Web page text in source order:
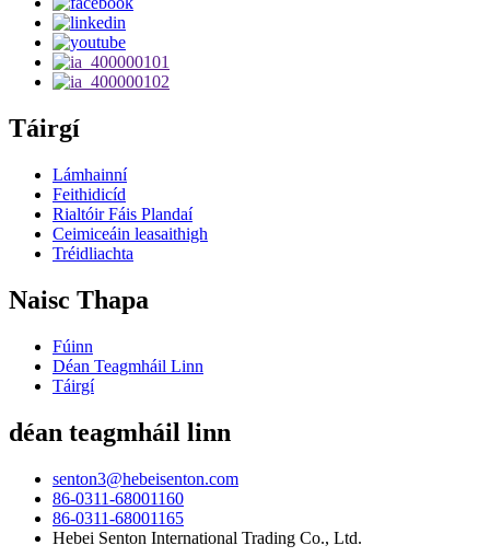
Táirgí
Lámhainní
Feithidicíd
Rialtóir Fáis Plandaí
Ceimiceáin leasaithigh
Tréidliachta
Naisc Thapa
Fúinn
Déan Teagmháil Linn
Táirgí
déan teagmháil linn
senton3@hebeisenton.com
86-0311-68001160
86-0311-68001165
Hebei Senton International Trading Co., Ltd.